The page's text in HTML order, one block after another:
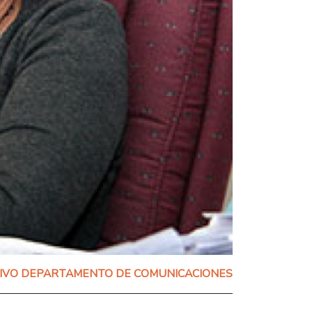
DEPARTAMENTO DE COMUNICACIONES